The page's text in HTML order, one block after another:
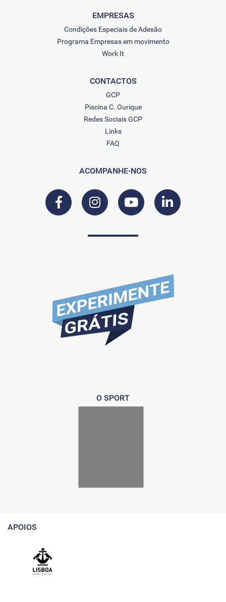
EMPRESAS
Condições Especiais de Adesão
Programa Empresas em movimento
Work It
CONTACTOS
GCP
Piscina C. Ourique
Redes Sociais GCP
Links
FAQ
ACOMPANHE-NOS
O SPORT
APOIOS